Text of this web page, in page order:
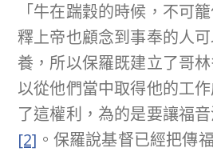
「牛在踹穀的時候，不可
釋上帝也顧念到事奉的人
養，所以保羅既建立了哥
以從他們當中取得他的工
了這權利，為的是要讓福
[2] 。保羅說基督已經把傳